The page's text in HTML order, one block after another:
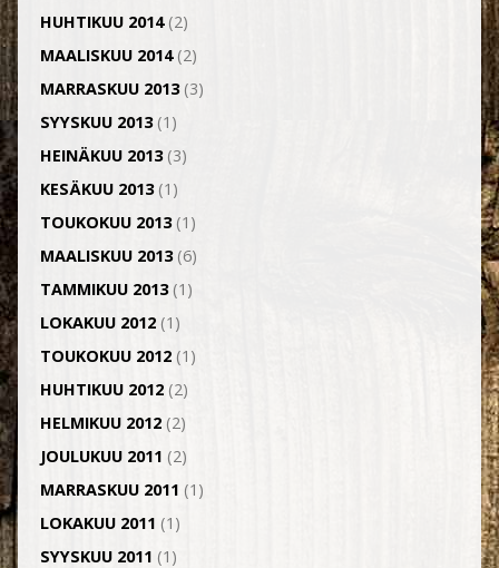
HUHTIKUU 2014(2)
MAALISKUU 2014(2)
MARRASKUU 2013(3)
SYYSKUU 2013(1)
HEINÄKUU 2013(3)
KESÄKUU 2013(1)
TOUKOKUU 2013(1)
MAALISKUU 2013(6)
TAMMIKUU 2013(1)
LOKAKUU 2012(1)
TOUKOKUU 2012(1)
HUHTIKUU 2012(2)
HELMIKUU 2012(2)
JOULUKUU 2011 (2)
MARRASKUU 2011 (1)
LOKAKUU 2011 (1)
SYYSKUU 2011 (1)